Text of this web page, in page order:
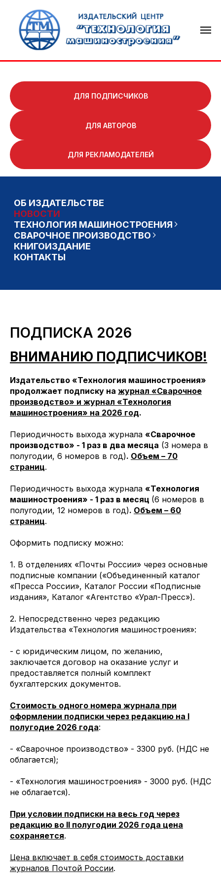
ДЛЯ ПОДПИСЧИКОВ
ДЛЯ АВТОРОВ
ДЛЯ РЕКЛАМОДАТЕЛЕЙ
ОБ ИЗДАТЕЛЬСТВЕ
НОВОСТИ
ТЕХНОЛОГИЯ МАШИНОСТРОЕНИЯ
СВАРОЧНОЕ ПРОИЗВОДСТВО
КНИГОИЗДАНИЕ
ПОДПИСКА 2026
ВНИМАНИЮ ПОДПИСЧИКОВ!
Издательство «Технология машиностроения»
продолжает подписку на журнал «Сварочное
производство» и журнал «Технология
машиностроения» на 2026 год.
Периодичность выхода журнала «Сварочное
производство» - 1 раз в два месяца (3 номера в
полугодии, 6 номеров в год). Объем – 70
страниц.
Периодичность выхода журнала «Технология
машиностроения» - 1 раз в месяц (6 номеров в
полугодии, 12 номеров в год). Объем – 60
страниц.
Оформить подписку можно:
1. В отделениях «Почты России» через основные
подписные компании («Объединенный каталог
«Пресса России», Каталог России «Подписные
издания», Каталог «Агентство «Урал-Пресс»).
2. Непосредственно через редакцию
Издательства «Технология машиностроения»:
- с юридическим лицом, по желанию,
заключается договор на оказание услуг и
предоставляется полный комплект
бухгалтерских документов.
Стоимость одного номера журнала при
оформлении подписки через редакцию на I
полугодие 2026 года:
- «Сварочное производство» - 3300 руб. (НДС не
облагается);
- «Технология машиностроения» - 3000 руб. (НДС
не облагается).
При условии подписки на весь год через
редакцию во II полугодии 2026 года цена
сохраняется.
Цена включает в себя стоимость доставки
журналов Почтой России.